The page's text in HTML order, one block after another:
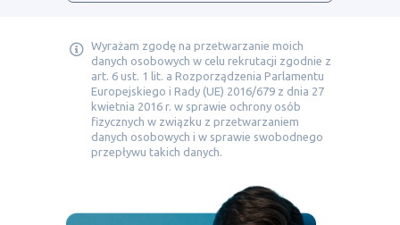
Wyrażam zgodę na przetwarzanie moich
danych osobowych w celu rekrutacji zgodnie z
art. 6 ust. 1 lit. a Rozporządzenia Parlamentu
Europejskiego i Rady (UE) 2016/679 z dnia 27
kwietnia 2016 r. w sprawie ochrony osób
fizycznych w związku z przetwarzaniem
danych osobowych i w sprawie swobodnego
przepływu takich danych.